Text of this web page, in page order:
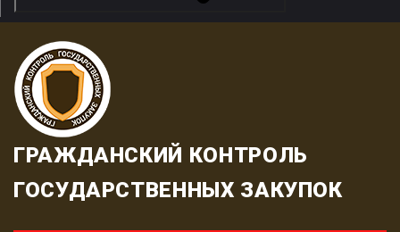
ГРАЖДАНСКИЙ КОНТРОЛЬ
ГОСУДАРСТВЕННЫХ ЗАКУПОК